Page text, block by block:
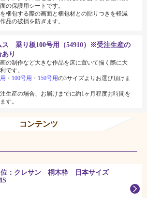
の保護用シートです。
梱包する際の画面と梱包材との貼りつきを軽減
品の破損を防ぎます。
ス 乗り板100号用（54910）※受注生産の
り
の制作など大きな作品を床に置いて描く際に大
です。
・ 100号用 ・ 150号用の3サイズよりお選び頂けま
生産の場合、お届けまでに約1ヶ月程度お時間を
す。
コンテンツ
位：クレサン 桐木枠 日本サイズ